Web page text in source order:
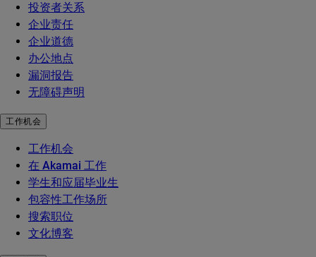
投资者关系
企业责任
企业道德
办公地点
漏洞报告
无障碍声明
工作机会
工作机会
在 Akamai 工作
学生和应届毕业生
包容性工作场所
搜索职位
文化博客